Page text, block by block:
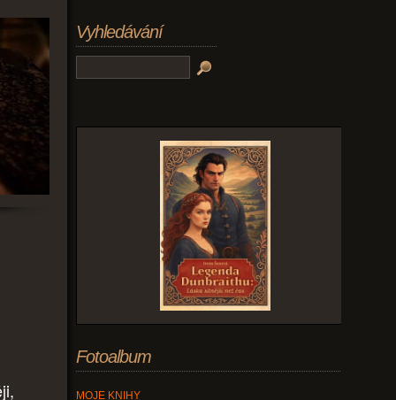
Vyhledávání
Fotoalbum
MOJE KNIHY